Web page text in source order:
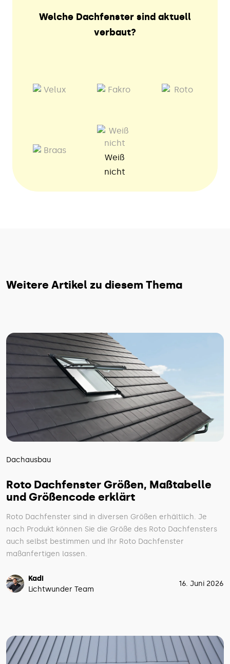
Welche Dachfenster sind aktuell
verbaut?
Weiß
nicht
Weitere Artikel zu diesem Thema
Dachausbau
Roto Dachfenster Größen, Maßtabelle
und Größencode erklärt
Roto Dachfenster sind in diversen Größen erhältlich. Je
nach Produkt können Sie die Größe des Roto Dachfensters
auch selbst bestimmen und Ihr Roto Dachfenster
maßanfertigen lassen.
Kadi
Lichtwunder Team
16. Juni 2026